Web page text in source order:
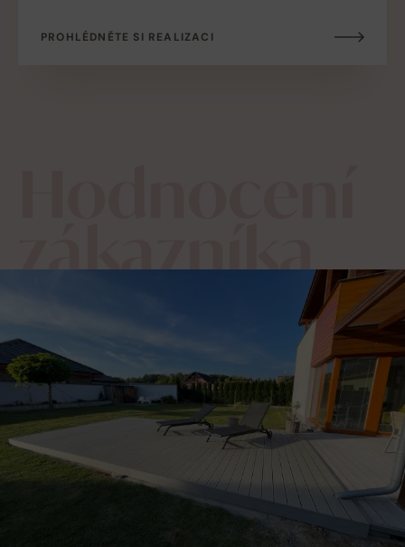
PROHLÉDNĚTE SI REALIZACI
zákazníka